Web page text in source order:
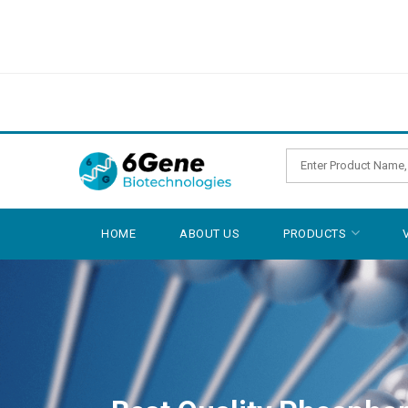
HOME ABOUT US PRODUCTS